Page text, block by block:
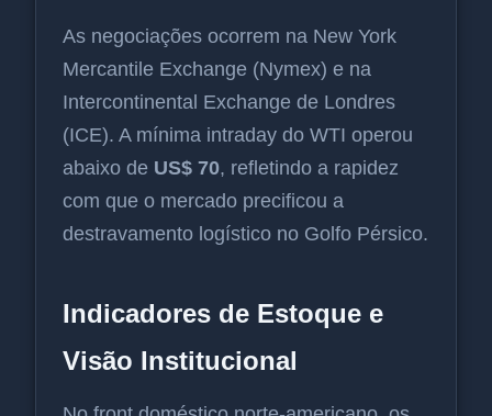
As negociações ocorrem na New York
Mercantile Exchange (Nymex) e na
Intercontinental Exchange de Londres
(ICE). A mínima intraday do WTI operou
abaixo de US$ 70, refletindo a rapidez
com que o mercado precificou a
destravamento logístico no Golfo Pérsico.
Indicadores de Estoque e
Visão Institucional